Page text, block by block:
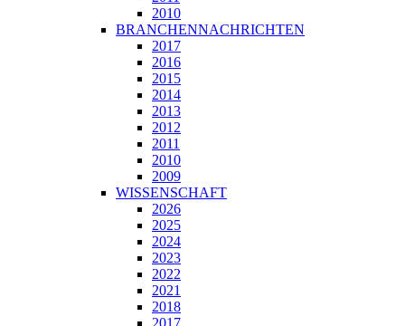
2010
BRANCHENNACHRICHTEN
2017
2016
2015
2014
2013
2012
2011
2010
2009
WISSENSCHAFT
2026
2025
2024
2023
2022
2021
2018
2017